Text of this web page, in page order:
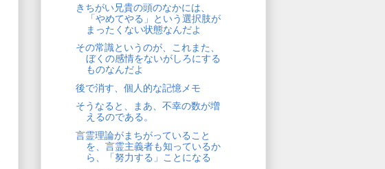
きちがい兄貴の頭のなかには、
「やめてやる」という選択肢が
まったくない状態なんだよ
その常識というのが、これまた、
ぼくの感情をないがしろにする
ものなんだよ
後で消す、個人的な記憶メモ
そうなると、まあ、不幸の数が増
えるのである。
言霊理論がまちがっていること
を、言霊主義者も知っているか
ら、「努力する」ことになる